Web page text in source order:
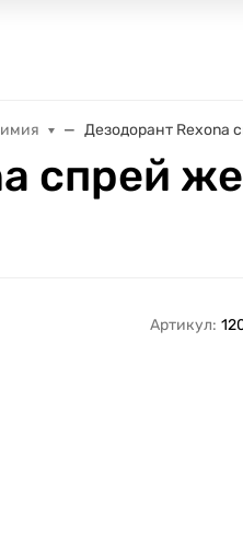
Дезодорант Rexona
спрей
Артикул: